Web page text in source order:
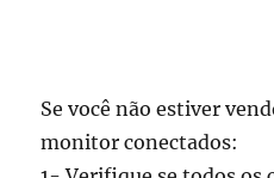
Se você não estiver
monitor conectados: